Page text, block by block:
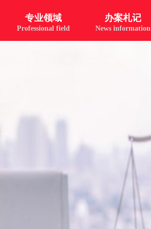
专业领域
Professional field
办案札记
News information